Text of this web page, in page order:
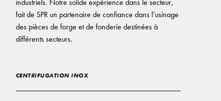
fait de SPR un partenaire de confiance dans l’usinage
des pièces de forge et de fonderie destinées à
différents secteurs.
CENTRIFUGATION INOX